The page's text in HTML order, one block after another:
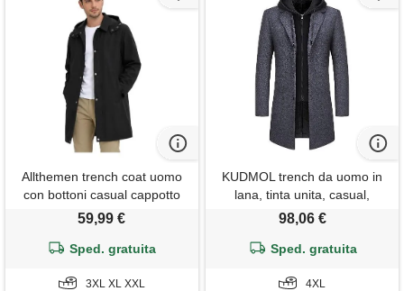
Allthemen trench coat uomo
con bottoni casual cappotto
con cappuccio medio long
xxl
59,99 €
Sped. gratuita
3XL XL XXL
KUDMOL trench da uomo in
lana, tinta unita, casual,
imbottito, per esterni, lungo,
4xl
98,06 €
Sped. gratuita
4XL